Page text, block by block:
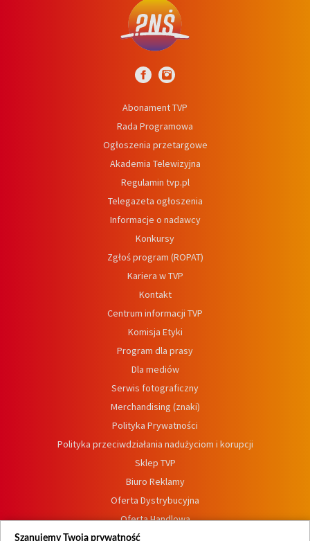
Abonament TVP
Rada Programowa
Ogłoszenia przetargowe
Akademia Telewizyjna
Regulamin tvp.pl
Telegazeta ogłoszenia
Informacje o nadawcy
Konkursy
Zgłoś program (ROPAT)
Kariera w TVP
Kontakt
Centrum informacji TVP
Komisja Etyki
Program dla prasy
Dla mediów
Serwis fotograficzny
Merchandising (znaki)
Polityka Prywatności
Polityka przeciwdziałania nadużyciom i korupcji
Sklep TVP
Biuro Reklamy
Oferta Dystrybucyjna
Oferta Handlowa
Dostępność
Szanujemy Twoją prywatność